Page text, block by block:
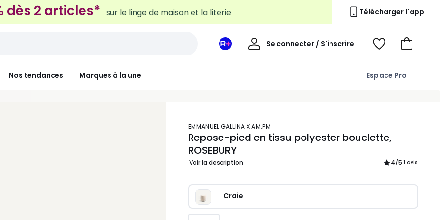
dès 2 articles* sur le linge de maison et la literie Télécharger l'app
Nos tendances Marques à la une Espace Pro
Mon
Se connecter / S'inscrire
Mon
Voir
Voir
EMMANUEL GALLINA X AM.PM
Repose-pied en tissu polyester bouclette,
ROSEBURY
Voir la description 4/5 1 avis
Craie